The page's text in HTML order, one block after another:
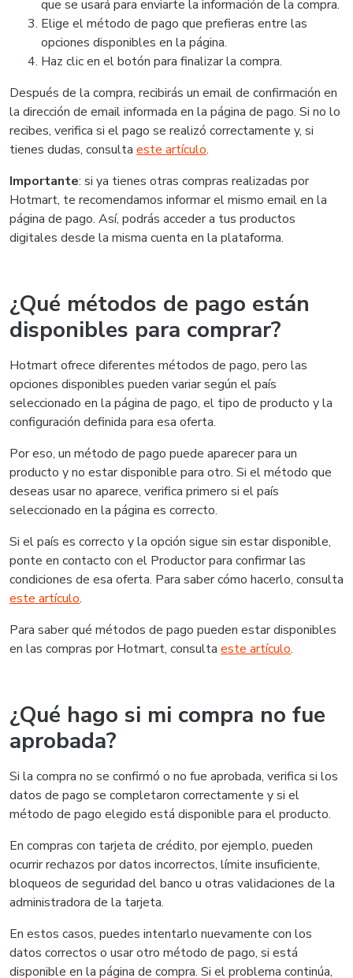
que se usará para enviarte la información de la compra.
Elige el método de pago que prefieras entre las
opciones disponibles en la página.
Haz clic en el botón para finalizar la compra.
Después de la compra, recibirás un email de confirmación en
la dirección de email informada en la página de pago. Si no lo
recibes, verifica si el pago se realizó correctamente y, si
tienes dudas, consulta este artículo.
Importante: si ya tienes otras compras realizadas por
Hotmart, te recomendamos informar el mismo email en la
página de pago. Así, podrás acceder a tus productos
digitales desde la misma cuenta en la plataforma.
¿Qué métodos de pago están
disponibles para comprar?
Hotmart ofrece diferentes métodos de pago, pero las
opciones disponibles pueden variar según el país
seleccionado en la página de pago, el tipo de producto y la
configuración definida para esa oferta.
Por eso, un método de pago puede aparecer para un
producto y no estar disponible para otro. Si el método que
deseas usar no aparece, verifica primero si el país
seleccionado en la página es correcto.
Si el país es correcto y la opción sigue sin estar disponible,
ponte en contacto con el Productor para confirmar las
condiciones de esa oferta. Para saber cómo hacerlo, consulta
este artículo.
Para saber qué métodos de pago pueden estar disponibles
en las compras por Hotmart, consulta este artículo.
¿Qué hago si mi compra no fue
aprobada?
Si la compra no se confirmó o no fue aprobada, verifica si los
datos de pago se completaron correctamente y si el
método de pago elegido está disponible para el producto.
En compras con tarjeta de crédito, por ejemplo, pueden
ocurrir rechazos por datos incorrectos, límite insuficiente,
bloqueos de seguridad del banco u otras validaciones de la
administradora de la tarjeta.
En estos casos, puedes intentarlo nuevamente con los
datos correctos o usar otro método de pago, si está
disponible en la página de compra. Si el problema continúa,